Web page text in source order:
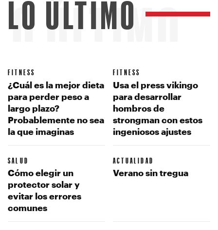
ÚLTIMO
LO ÚLTIMO
FITNESS
¿Cuál es la mejor dieta
para perder peso a
largo plazo?
Probablemente no sea
la que imaginas
FITNESS
Usa el press vikingo
para desarrollar
hombros de
strongman con estos
ingeniosos ajustes
SALUD
Cómo elegir un
protector solar y
evitar los errores
comunes
ACTUALIDAD
Verano sin tregua